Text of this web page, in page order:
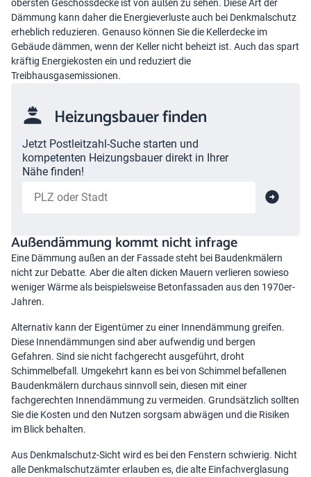
obersten Geschossdecke ist von außen zu sehen. Diese Art der
Dämmung kann daher die Energieverluste auch bei Denkmalschutz
erheblich reduzieren. Genauso können Sie die Kellerdecke im
Gebäude dämmen, wenn der Keller nicht beheizt ist. Auch das spart
kräftig Energiekosten ein und reduziert die
Treibhausgasemissionen.
Heizungsbauer finden
Jetzt Postleitzahl-Suche starten und
kompetenten Heizungsbauer direkt in Ihrer
Nähe finden!
Außendämmung kommt nicht infrage
Eine Dämmung außen an der Fassade steht bei Baudenkmälern
nicht zur Debatte. Aber die alten dicken Mauern verlieren sowieso
weniger Wärme als beispielsweise Betonfassaden aus den 1970er-
Jahren.
Alternativ kann der Eigentümer zu einer Innendämmung greifen.
Diese Innendämmungen sind aber aufwendig und bergen
Gefahren. Sind sie nicht fachgerecht ausgeführt, droht
Schimmelbefall. Umgekehrt kann es bei von Schimmel befallenen
Baudenkmälern durchaus sinnvoll sein, diesen mit einer
fachgerechten Innendämmung zu vermeiden. Grundsätzlich sollten
Sie die Kosten und den Nutzen sorgsam abwägen und die Risiken
im Blick behalten.
Aus Denkmalschutz-Sicht wird es bei den Fenstern schwierig. Nicht
alle Denkmalschutzämter erlauben es, die alte Einfachverglasung